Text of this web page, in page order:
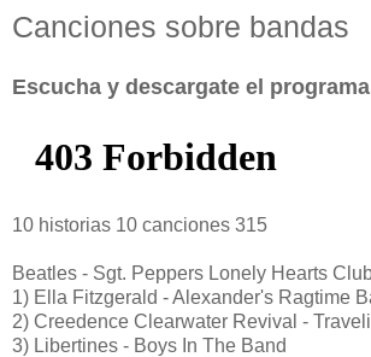
Canciones sobre bandas
Escucha y descargate el
10 historias 10 canciones 315
Beatles - Sgt. Peppers Lonely Hearts
1) Ella Fitzgerald - Alexander's Ragtime
2) Creedence Clearwater Revival -
3) Libertines - Boys In The Band